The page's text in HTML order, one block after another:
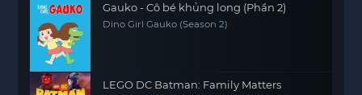
Gauko - Cô bé khủng long (Phần 2)
Dino Girl Gauko (Season 2)
LEGO DC Batman: Family Matters